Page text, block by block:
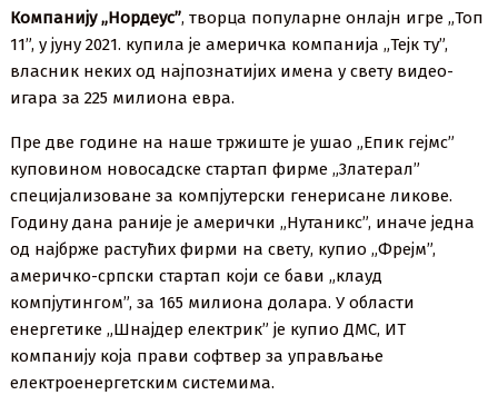
Компанију „Нордеус”, творца популарне онлајн игре „Топ
11”, у јуну 2021. купила је америчка компанија „Тејк ту”,
власник неких од најпознатијих имена у свету видео-
игара за 225 милиона евра.
Пре две године на наше тржиште је ушао „Епик гејмс”
куповином новосадске стартап фирме „3латерал”
специјализоване за компјутерски генерисане ликове.
Годину дана раније је амерички „Нутаникс”, иначе једна
од најбрже растућих фирми на свету, купио „Фрејм”,
америчко-српски стартап који се бави „клауд
компјутингом”, за 165 милиона долара. У области
енергетике „Шнајдер електрик” је купио ДМС, ИТ
компанију која прави софтвер за управљање
електроенергетским системима.